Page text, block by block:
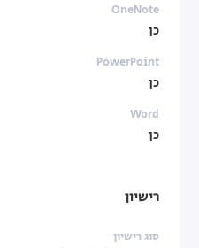
OneNote
כן
PowerPoint
כן
Word
כן
רישיון
סוג רישיון